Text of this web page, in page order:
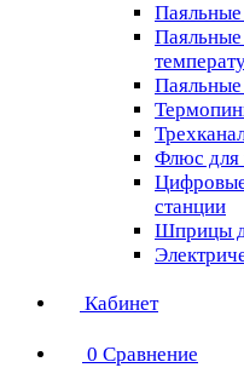
Паяльные
Паяльные
Флюс для
станции
Шприцы
Кабинет
0 Сравнение